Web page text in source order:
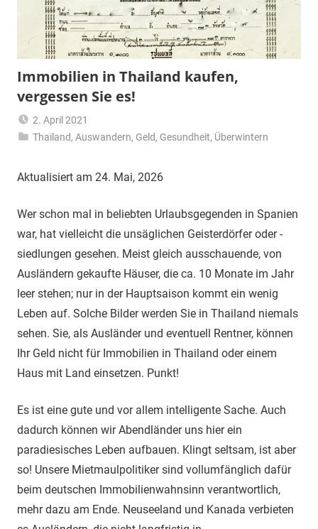
Immobilien in Thailand kaufen,
vergessen Sie es!
2. April 2021
Matt
Thailand,Auswandern, Geld, Gesundheit, Überwintern
Aktualisiert am 24. Mai, 2026
Wer schon mal in beliebten Urlaubsgegenden in Spanien
war, hat vielleicht die unsäglichen Geisterdörfer oder -
siedlungen gesehen. Meist gleich ausschauende, von
Ausländern gekaufte Häuser, die ca. 10 Monate im Jahr
leer stehen; nur in der Hauptsaison kommt ein wenig
Leben auf. Solche Bilder werden Sie in Thailand niemals
sehen. Sie, als Ausländer und eventuell Rentner, können
Ihr Geld nicht für Immobilien in Thailand oder einem
Haus mit Land einsetzen. Punkt!
Es ist eine gute und vor allem intelligente Sache. Auch
dadurch können wir Abendländer uns hier ein
paradiesisches Leben aufbauen. Klingt seltsam, ist aber
so! Unsere Mietmaulpolitiker sind vollumfänglich dafür
beim deutschen Immobilienwahnsinn verantwortlich,
mehr dazu am Ende. Neuseeland und Kanada verbieten